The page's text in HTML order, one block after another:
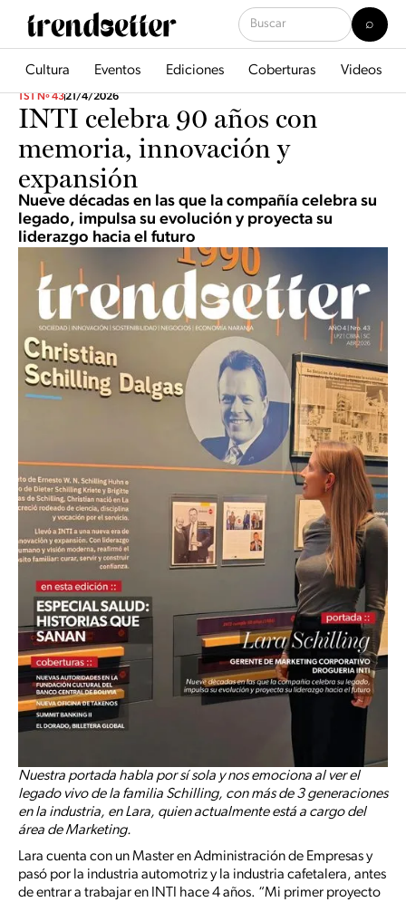
Cultura Eventos Ediciones Coberturas Videos
TST Nº 4321/4/2026
INTI celebra 90 años con
memoria, innovación y
expansión
Nueve décadas en las que la compañía celebra su
legado, impulsa su evolución y proyecta su
liderazgo hacia el futuro
Nuestra portada habla por sí sola y nos emociona al ver el
legado vivo de la familia Schilling, con más de 3 generaciones
en la industria, en Lara, quien actualmente está a cargo del
área de Marketing.
Lara cuenta con un Master en Administración de Empresas y
pasó por la industria automotriz y la industria cafetalera, antes
de entrar a trabajar en INTI hace 4 años. “Mi primer proyecto